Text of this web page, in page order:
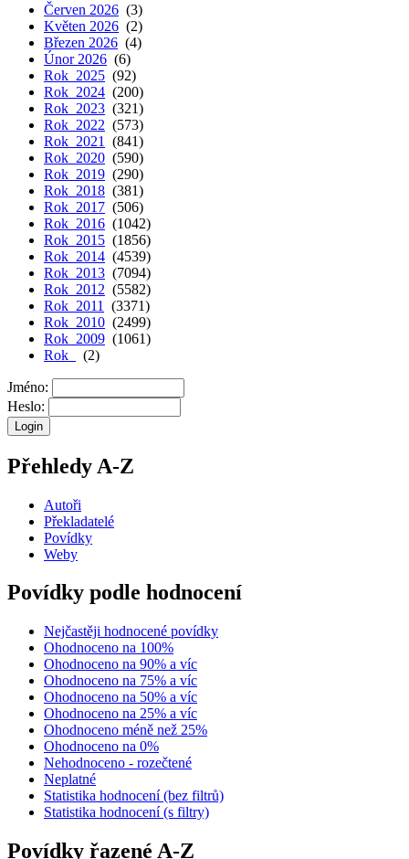
Červen 2026 (3)
Květen 2026 (2)
Březen 2026 (4)
Únor 2026 (6)
Rok 2025 (92)
Rok 2024 (200)
Rok 2023 (321)
Rok 2022 (573)
Rok 2021
(841)
Rok 2020 (590)
Rok 2019 (290)
Rok 2018 (381)
Rok 2017 (506)
Rok 2016 (1042)
Rok 2015 (1856)
Rok 2014 (4539)
Rok 2013 (7094)
Rok 2012 (5582)
Rok 2011
(3371)
Rok 2010 (2499)
Rok 2009 (1061)
Rok
(2)
Jméno:
Heslo:
Přehledy A-Z
Autoři
Překladatelé
Povídky
Weby
Povídky podle hodnocení
Nejčastěji hodnocené povídky
Ohodnoceno na 100%
Ohodnoceno na 90% a víc
Ohodnoceno na 75% a víc
Ohodnoceno na 50% a víc
Ohodnoceno na 25% a víc
Ohodnoceno méně než 25%
Ohodnoceno na 0%
Nehodnoceno - rozečtené
Neplatné
Statistika hodnocení (bez filtrů)
Statistika hodnocení (s filtry)
Povídky řazené A-Z